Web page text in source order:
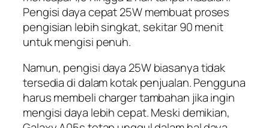
Pengisi daya cepat 25W membuat proses
pengisian lebih singkat, sekitar 90 menit
untuk mengisi penuh.
Namun, pengisi daya 25W biasanya tidak
tersedia di dalam kotak penjualan. Pengguna
harus membeli charger tambahan jika ingin
mengisi daya lebih cepat. Meski demikian,